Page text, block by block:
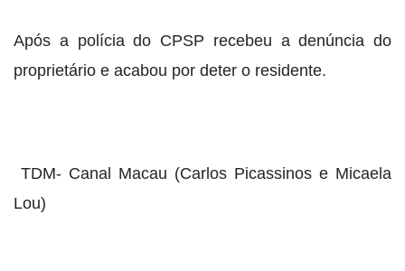
Após a polícia do CPSP recebeu a denúncia do
proprietário e acabou por deter o residente.
TDM- Canal Macau (Carlos Picassinos e Micaela
Lou)